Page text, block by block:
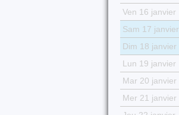
Ven 16 janvier
Sam 17 janvier
Dim 18 janvier
Lun 19 janvier
Mar 20 janvier
Mer 21 janvier